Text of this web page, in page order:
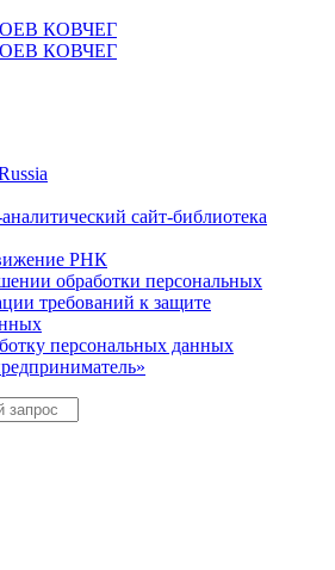
сайт-библиотека
РНК
обработки персональных
требований к защите
персональных данных